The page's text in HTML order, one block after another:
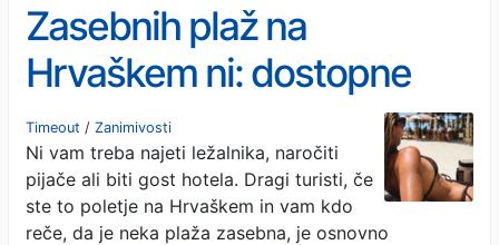
Zasebnih plaž na
Hrvaškem ni: dostopne
morajo biti vsem, tega vam
nihče ne sme preprečiti
Timeout / Zanimivosti
Ni vam treba najeti ležalnika, naročiti
pijače ali biti gost hotela. Dragi turisti, če
ste to poletje na Hrvaškem in vam kdo
reče, da je neka plaža zasebna, je osnovno